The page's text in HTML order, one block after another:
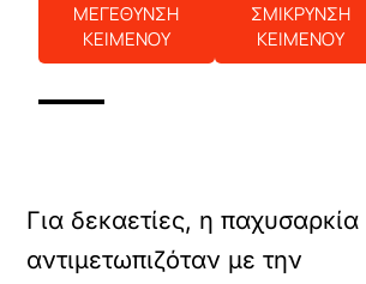
ΜΕΓΕΘΥΝΣΗ
ΚΕΙΜΕΝΟΥ
ΣΜΙΚΡΥΝΣΗ
ΚΕΙΜΕΝΟΥ
Για δεκαετίες, η παχυσαρκία
αντιμετωπιζόταν με την